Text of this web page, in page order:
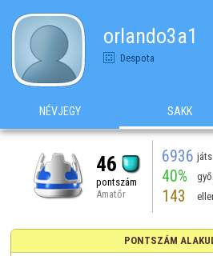
orlando3a1
Despota
NÉVJEGY SAKK
46
pontszám
Amatőr
6936
40%
143
PONTSZÁM